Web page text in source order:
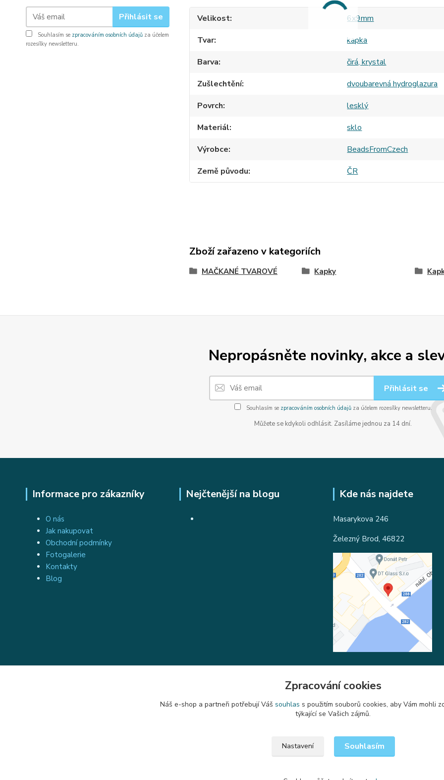
Přihlásit se
Souhlasím se zpracováním osobních údajů za účelem
rozesílky newsletteru.
Velikost
6x9mm
Tvar
kapka
Barva
čirá, krystal
Zušlechtění
dvoubarevná hydroglazura
Povrch
lesklý
Materiál
sklo
Výrobce
BeadsFromCzech
Země původu
ČR
Zboží zařazeno v kategoriích
MAČKANÉ TVAROVÉ Kapky
Nepropásněte novinky, akce a
Přihlásit se
Souhlasím se zpracováním osobních údajůza účelem rozesílky newsletteru.
Můžete se kdykoli odhlásit. Zasíláme jednou za 14 dní.
Informace pro zákazníky
O nás
Jak nakupovat
Obchodní podmínky
Fotogalerie
Kontakty
Blog
Nejčtenější na blogu Kde nás najdete
Masarykova 246
Železný Brod, 46822
Zpracování cookies
Náš e-shop a partneři potřebují Váš souhlas s použitím souborů cookies, aby Vám mohli
týkající se Vašich zájmů.
Nastavení Souhlasím